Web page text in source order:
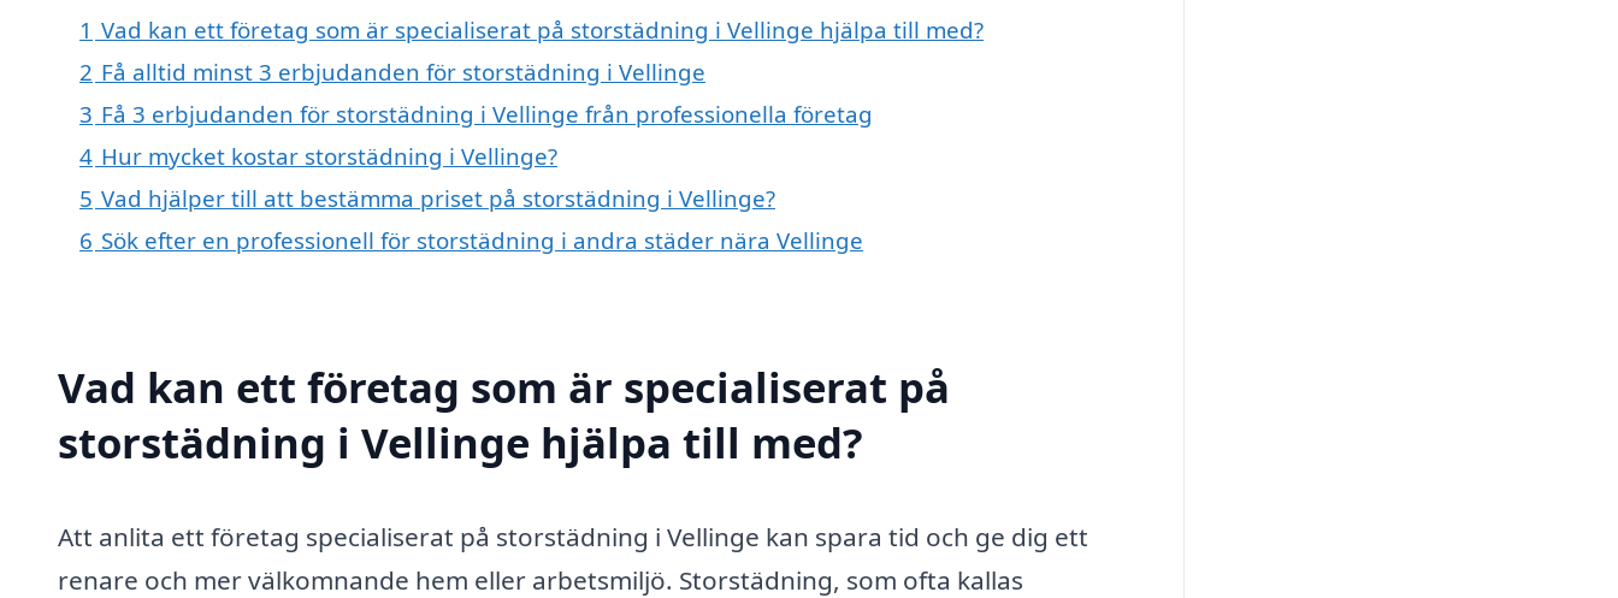
1 Vad kan ett företag som är specialiserat på storstädning i Vellinge hjälpa till med?
2 Få alltid minst 3 erbjudanden för storstädning i Vellinge
3 Få 3 erbjudanden för storstädning i Vellinge från professionella företag
4 Hur mycket kostar storstädning i Vellinge?
5 Vad hjälper till att bestämma priset på storstädning i Vellinge?
6 Sök efter en professionell för storstädning i andra städer nära Vellinge
Vad kan ett företag som är specialiserat på
storstädning i Vellinge hjälpa till med?
Att anlita ett företag specialiserat på storstädning i Vellinge kan spara tid och ge dig ett
renare och mer välkomnande hem eller arbetsmiljö. Storstädning, som ofta kallas